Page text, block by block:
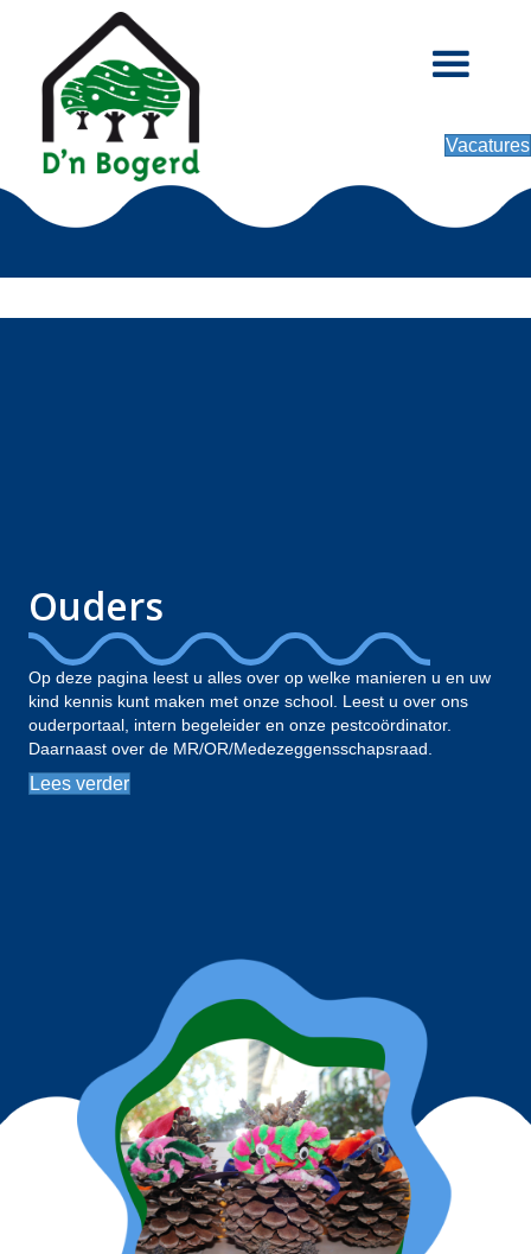
Vacatures
Ouders
Op deze pagina leest u alles over op welke manieren u en uw
kind kennis kunt maken met onze school. Leest u over ons
ouderportaal, intern begeleider en onze pestcoördinator.
Daarnaast over de MR/OR/Medezeggensschapsraad.
Lees verder